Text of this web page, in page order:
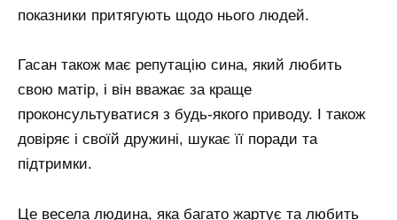
показники притягують щодо нього людей.
Гасан також має репутацію сина, який любить
свою матір, і він вважає за краще
проконсультуватися з будь-якого приводу. І також
довіряє і своїй дружині, шукає її поради та
підтримки.
Це весела людина, яка багато жартує та любить